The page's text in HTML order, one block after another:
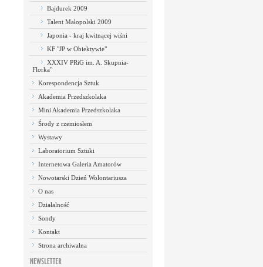
Bajdurek 2009
Talent Małopolski 2009
Japonia - kraj kwitnącej wiśni
KF "JP w Obiektywie"
XXXIV PRiG im. A. Skupnia-
Florka"
Korespondencja Sztuk
Akademia Przedszkolaka
Mini Akademia Przedszkolaka
Środy z rzemiosłem
Wystawy
Laboratorium Sztuki
Internetowa Galeria Amatorów
Nowotarski Dzień Wolontariusza
O nas
Działalność
Sondy
Kontakt
Strona archiwalna